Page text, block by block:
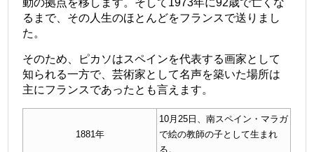
るまで、その人生のほとんどをフランスで送りまし
た。
そのため、ピカソはスペインを代表する画家として
知られる一方で、芸術家として名声を築いた場所は
主にフランスであったとも言えます。
1881年
10月25日、南スペイン・マラガ
で絵の教師の子として生まれ
る。